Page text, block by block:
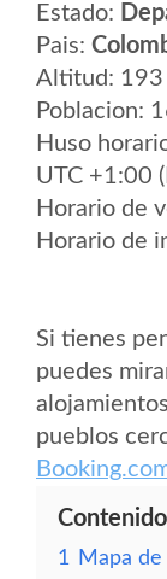
Estado:
Pais:
Altitud: 193
Poblacion:
Huso
UTC +1:00
Horario de
Horario de
Si tienes
puedes
pueblos
1
Mapa de